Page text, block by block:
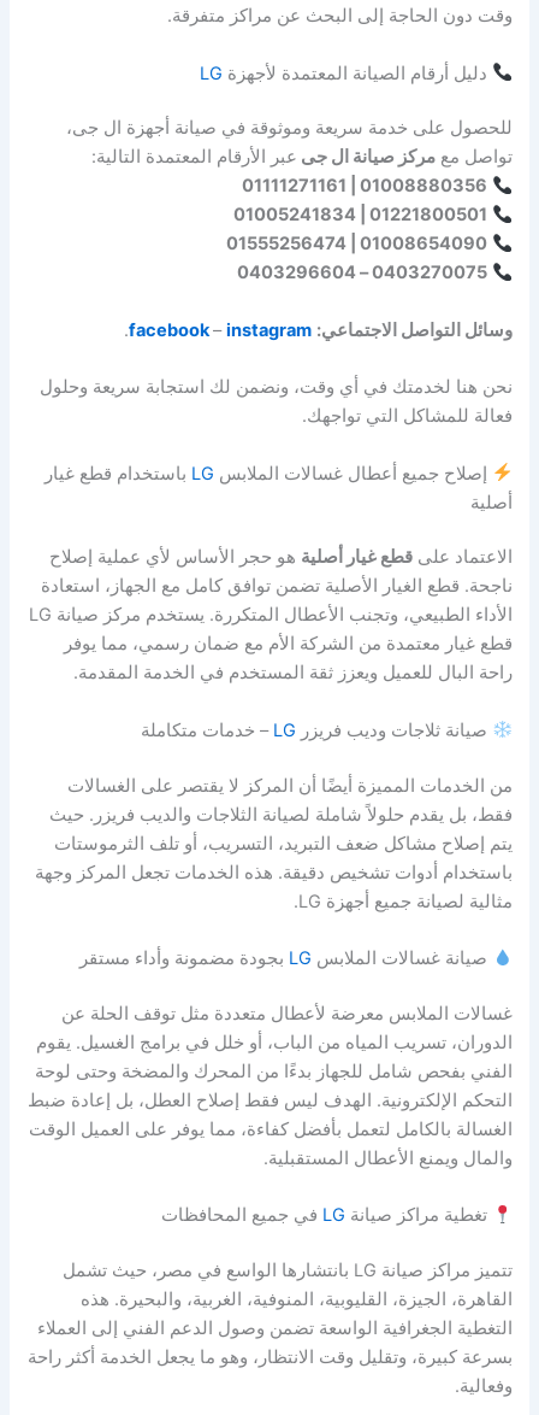
وقت دون الحاجة إلى البحث عن مراكز متفرقة.
دليل أرقام الصيانة المعتمدة لأجهزة LG
للحصول على خدمة سريعة وموثوقة في صيانة أجهزة ال جى،
تواصل معمركز صيانة ال جى عبر الأرقام المعتمدة التالية:
01008880356 | 01111271161
01221800501 | 01005241834
01008654090 | 01555256474
0403270075 – 0403296604
وسائل التواصل الاجتماعي: facebook–instagram
.
نحن هنا لخدمتك في أي وقت، ونضمن لك استجابة سريعة وحلول
فعالة للمشاكل التي تواجهك.
إصلاح جميع أعطال غسالات الملابس LG باستخدام قطع غيار
أصلية
الاعتماد علىقطع غيار أصلية هو حجر الأساس لأي عملية إصلاح
ناجحة. قطع الغيار الأصلية تضمن توافق كامل مع الجهاز، استعادة
الأداء الطبيعي، وتجنب الأعطال المتكررة. يستخدم مركز صيانة LG
قطع غيار معتمدة من الشركة الأم مع ضمان رسمي، مما يوفر
راحة البال للعميل ويعزز ثقة المستخدم في الخدمة المقدمة.
صيانة ثلاجات وديب فريزر LG – خدمات متكاملة
من الخدمات المميزة أيضًا أن المركز لا يقتصر على الغسالات
فقط، بل يقدم حلولاً شاملة لصيانة الثلاجات والديب فريزر. حيث
يتم إصلاح مشاكل ضعف التبريد، التسريب، أو تلف الثرموستات
باستخدام أدوات تشخيص دقيقة. هذه الخدمات تجعل المركز وجهة
مثالية لصيانة جميع أجهزة LG.
صيانة غسالات الملابس LG بجودة مضمونة وأداء مستقر
غسالات الملابس معرضة لأعطال متعددة مثل توقف الحلة عن
الدوران، تسريب المياه من الباب، أو خلل في برامج الغسيل. يقوم
الفني بفحص شامل للجهاز بدءًا من المحرك والمضخة وحتى لوحة
التحكم الإلكترونية. الهدف ليس فقط إصلاح العطل، بل إعادة ضبط
الغسالة بالكامل لتعمل بأفضل كفاءة، مما يوفر على العميل الوقت
والمال ويمنع الأعطال المستقبلية.
تغطية مراكز صيانة LG في جميع المحافظات
تتميز مراكز صيانة LG بانتشارها الواسع في مصر، حيث تشمل
القاهرة، الجيزة، القليوبية، المنوفية، الغربية، والبحيرة. هذه
التغطية الجغرافية الواسعة تضمن وصول الدعم الفني إلى العملاء
بسرعة كبيرة، وتقليل وقت الانتظار، وهو ما يجعل الخدمة أكثر راحة
وفعالية.